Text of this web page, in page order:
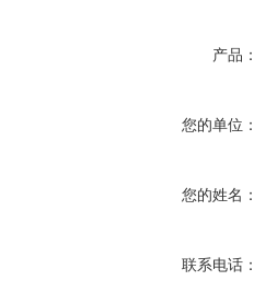
产品
您的单位
您的姓名
联系电话